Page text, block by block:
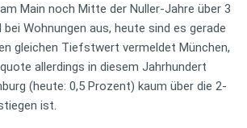
Main noch Mitte der Nuller-Jahre über 3
Wohnungen aus, heute sind es gerade
gleichen Tiefstwert vermeldet München,
allerdings in diesem Jahrhundert
(heute: 0,5 Prozent) kaum über die 2-
ist.